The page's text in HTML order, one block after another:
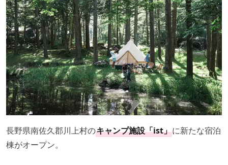
長野県南佐久郡川上村のキャンプ施設「ist」に新たな宿泊
棟がオープン。